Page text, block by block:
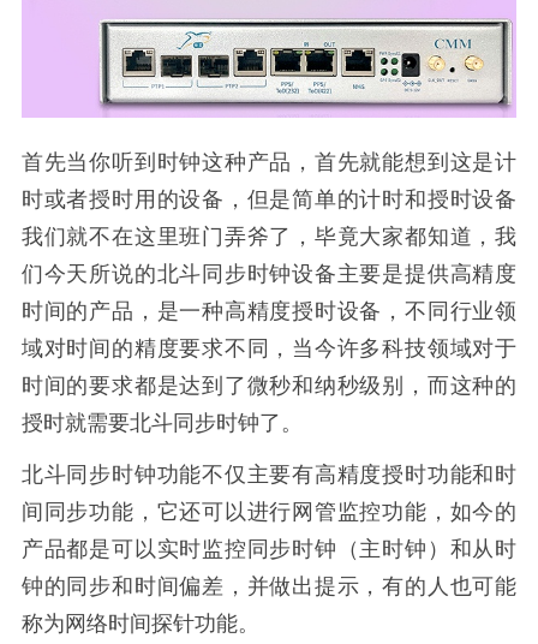
首先当你听到时钟这种产品，首先就能想到这是计
时或者授时用的设备，但是简单的计时和授时设备
我们就不在这里班门弄斧了，毕竟大家都知道，我
们今天所说的北斗同步时钟设备主要是提供高精度
时间的产品，是一种高精度授时设备，不同行业领
域对时间的精度要求不同，当今许多科技领域对于
时间的要求都是达到了微秒和纳秒级别，而这种的
授时就需要北斗同步时钟了。
北斗同步时钟功能不仅主要有高精度授时功能和时
间同步功能，它还可以进行网管监控功能，如今的
产品都是可以实时监控同步时钟（主时钟）和从时
钟的同步和时间偏差，并做出提示，有的人也可能
称为网络时间探针功能。